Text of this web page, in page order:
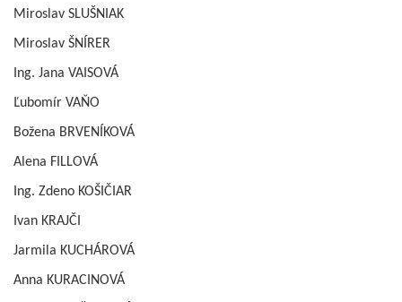
Miroslav SLUŠNIAK
Miroslav ŠNÍRER
Ing. Jana VAISOVÁ
Ľubomír VAŇO
Božena BRVENÍKOVÁ
Alena FILLOVÁ
Ing. Zdeno KOŠIČIAR
Ivan KRAJČI
Jarmila KUCHÁROVÁ
Anna KURACINOVÁ